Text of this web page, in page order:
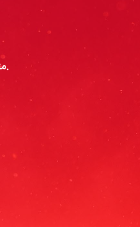
متاسفانه هاستینگ سایت شما به اتمام رسیده است.